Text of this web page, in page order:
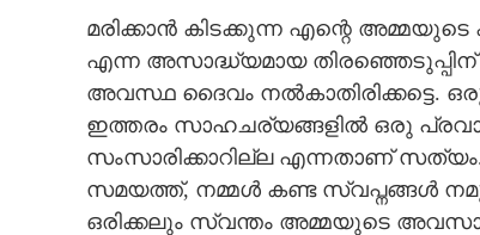
മരിക്കാൻ കിടക്കുന്ന എന്റെ
എന്ന അസാദ്ധ്യമായ
അവസ്ഥ ദൈവം നൽകാതിരിക്കട്ടെ.
ഇത്തരം സാഹചര്യങ്ങളിൽ ഒരു
സംസാരിക്കാറില്ല എന്നതാണ്
സമയത്ത്, നമ്മൾ കണ്ട സ്വപ്നങ്ങൾ
ഒരിക്കലും സ്വന്തം അമ്മയുടെ അവസാന